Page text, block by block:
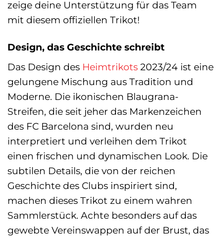
zeige deine Unterstützung für das Team
mit diesem offiziellen Trikot!
Design, das Geschichte schreibt
Das Design des Heimtrikots 2023/24 ist eine
gelungene Mischung aus Tradition und
Moderne. Die ikonischen Blaugrana-
Streifen, die seit jeher das Markenzeichen
des FC Barcelona sind, wurden neu
interpretiert und verleihen dem Trikot
einen frischen und dynamischen Look. Die
subtilen Details, die von der reichen
Geschichte des Clubs inspiriert sind,
machen dieses Trikot zu einem wahren
Sammlerstück. Achte besonders auf das
gewebte Vereinswappen auf der Brust, das